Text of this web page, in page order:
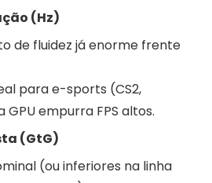
(Hz)
de fluidez já enorme frente
para e-sports (CS2,
empurra FPS altos.
(GtG)
(ou inferiores na linha